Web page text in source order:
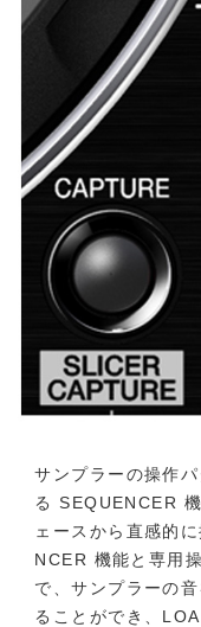
サンプラーの操作
る SEQUENCER
ェースから直感的
NCER 機能と専用
で、サンプラーの
ることができ、